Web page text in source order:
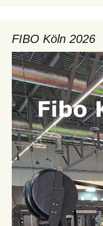
FIBO Köln 2026
Video-
Player